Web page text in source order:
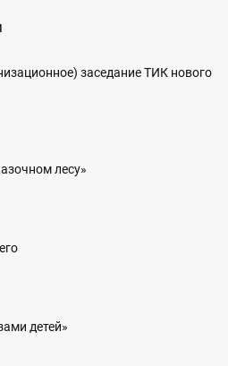
заседание ТИК нового
лесу»
детей»